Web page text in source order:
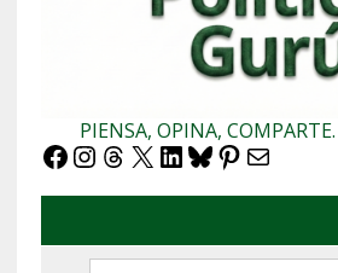
PIENSA, OPINA,
Facebook
Instagram
Threads
X LinkedIn
Bluesky
Pinterest
Correo